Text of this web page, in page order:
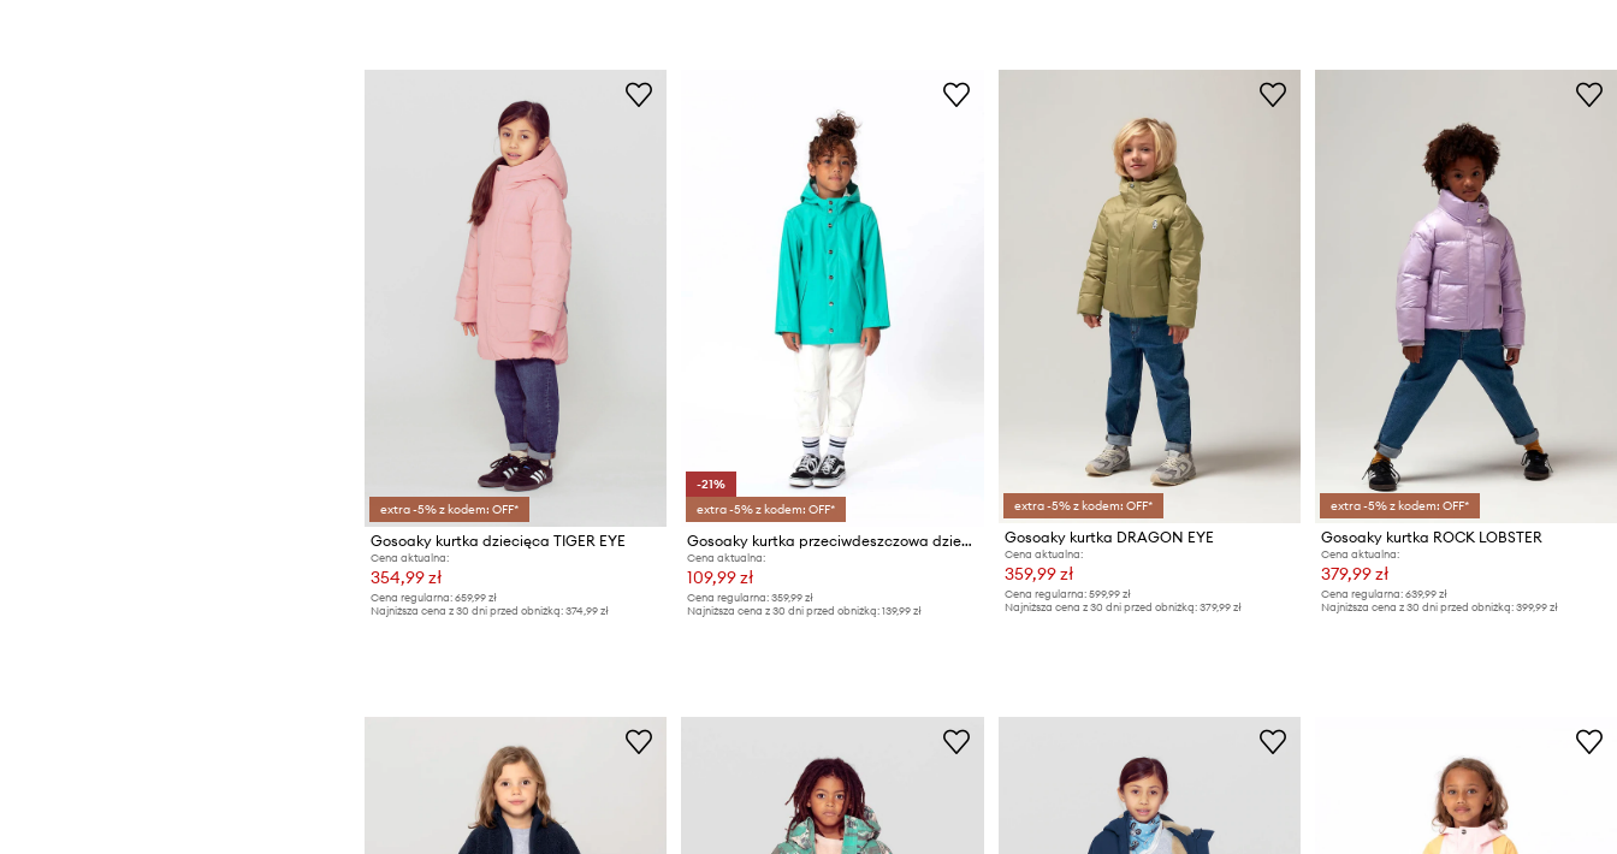
extra -5% z kodem: OFF*
Gosoaky kurtka dziecięca TIGER EYE
Cena aktualna:
354,99 zł
Cena regularna: 659,99 zł
Najniższa cena z 30 dni przed obniżką: 374,99 zł
-21%
extra -5% z kodem: OFF*
Gosoaky kurtka przeciwdeszczowa dziecięca ELEPHANT MAN
Cena aktualna:
109,99 zł
Cena regularna: 359,99 zł
Najniższa cena z 30 dni przed obniżką: 139,99 zł
extra -5% z kodem: OFF*
Gosoaky kurtka DRAGON EYE
Cena aktualna:
359,99 zł
Cena regularna: 599,99 zł
Najniższa cena z 30 dni przed obniżką: 379,99 zł
extra -5% z kodem: OFF*
Gosoaky kurtka ROCK LOBSTER
Cena aktualna:
379,99 zł
Cena regularna: 639,99 zł
Najniższa cena z 30 dni przed obniżką: 399,99 zł